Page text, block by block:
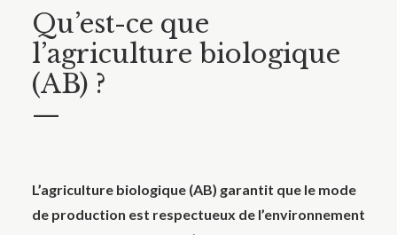
Qu’est-ce que
l’agriculture biologique
(AB) ?
—
L’agriculture biologique (AB) garantit que le mode
de production est respectueux de l’environnement